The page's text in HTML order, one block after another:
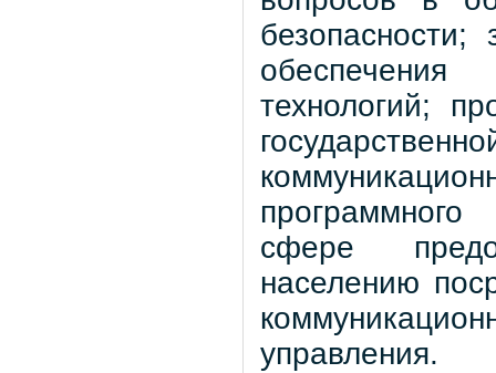
обеспечения
технологий;
сфере
населению
управления.